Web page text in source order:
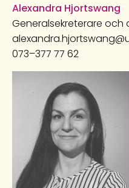
Alexandra Hjortswang
Generalsekreterare
073–377 77 62